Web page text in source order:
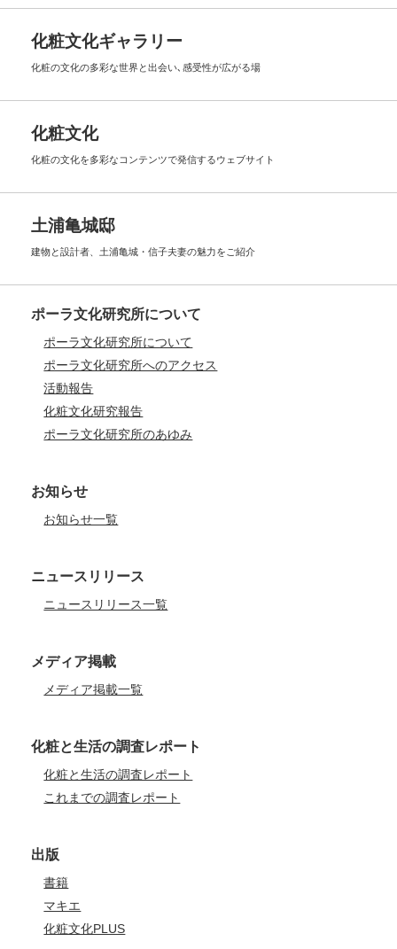
化粧文化ギャラリー
化粧の文化の多彩な世界と出会い､ 感受性が広がる場
化粧文化
化粧の文化を多彩なコンテンツで発信するウェブサイト
土浦亀城邸
建物と設計者、土浦亀城・信子夫妻の魅力をご紹介
ポーラ文化研究所について
ポーラ文化研究所について
ポーラ文化研究所へのアクセス
活動報告
化粧文化研究報告
ポーラ文化研究所のあゆみ
お知らせ
お知らせ一覧
ニュースリリース
ニュースリリース一覧
メディア掲載
メディア掲載一覧
化粧と生活の調査レポート
化粧と生活の調査レポート
これまでの調査レポート
出版
書籍
マキエ
化粧文化PLUS